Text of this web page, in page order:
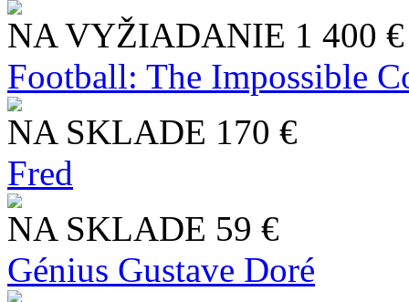
NA VYŽIADANIE 1 400 €
Football: The Impossible
NA SKLADE 170 €
Fred
NA SKLADE 59 €
Génius Gustave Doré